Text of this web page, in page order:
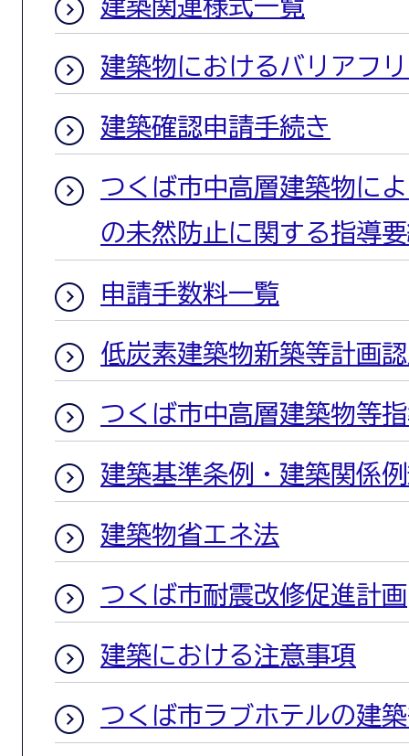
建築関連様式一覧
建築物におけるバリアフ
建築確認申請手続き
つくば市中高層建築物に
の未然防止に関する指導
申請手数料一覧
低炭素建築物新築等計画
つくば市中高層建築物等
建築基準条例・建築関係
建築物省エネ法
つくば市耐震改修促進計画
建築における注意事項
つくば市ラブホテルの建